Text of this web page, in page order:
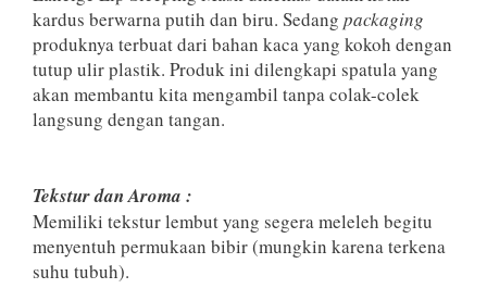
kardus berwarna putih dan biru. Sedang packaging
produknya terbuat dari bahan kaca yang kokoh dengan
tutup ulir plastik. Produk ini dilengkapi spatula yang
akan membantu kita mengambil tanpa colak-colek
langsung dengan tangan.
Tekstur dan Aroma :
Memiliki tekstur lembut yang segera meleleh begitu
menyentuh permukaan bibir (mungkin karena terkena
suhu tubuh).